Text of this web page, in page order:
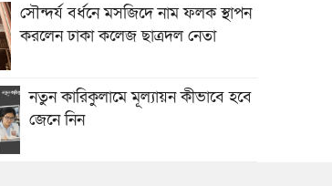
সৌন্দর্য বর্ধনে মসজিদে নাম ফলক স্থাপন
করলেন ঢাকা কলেজ ছাত্রদল নেতা
নতুন কারিকুলামে মূল্যায়ন কীভাবে হবে
জেনে নিন